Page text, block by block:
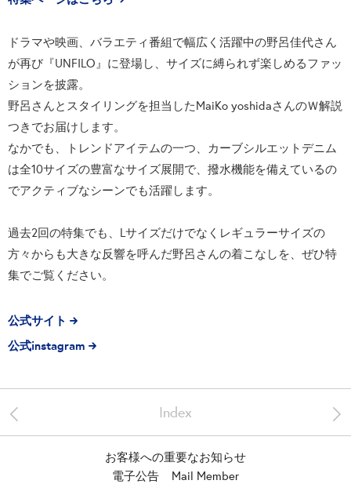
ドラマや映画、バラエティ番組で幅広く活躍中の野呂佳代さん
が再び『UNFILO』に登場し、サイズに縛られず楽しめるファッ
ションを披露。
野呂さんとスタイリングを担当したMaiKo yoshidaさんのＷ解説
つきでお届けします。
なかでも、トレンドアイテムの一つ、カーブシルエットデニム
は全10サイズの豊富なサイズ展開で、撥水機能を備えているの
でアクティブなシーンでも活躍します。
過去2回の特集でも、Lサイズだけでなくレギュラーサイズの
方々からも大きな反響を呼んだ野呂さんの着こなしを、ぜひ特
集でご覧ください。
公式サイト
公式instagram
< >
Index
お客様への重要なお知らせ
電子公告
Mail Member